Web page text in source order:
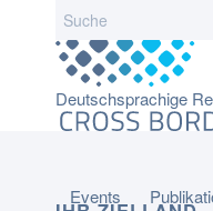
for:
Events
Deutschsprachige